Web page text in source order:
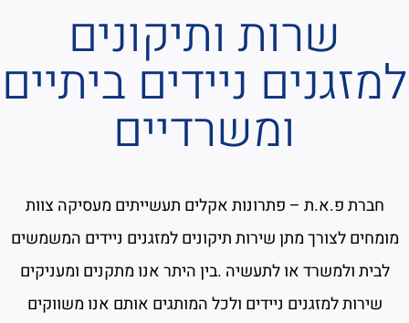
שרות ותיקונים
למזגנים ניידים ביתיים
ומשרדיים
חברת פ.א.ת – פתרונות אקלים תעשייתים מעסיקה צוות
מומחים לצורך מתן שירות תיקונים למזגנים ניידים המשמשים
לבית ולמשרד או לתעשיה .בין היתר אנו מתקנים ומעניקים
שירות למזגנים ניידים ולכל המותגים אותם אנו משווקים